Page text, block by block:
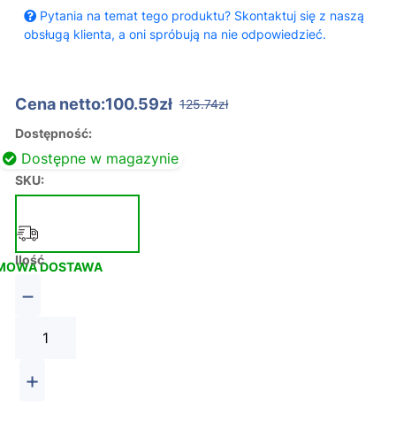
Pytania na temat tego produktu? Skontaktuj się z naszą
obsługą klienta, a oni spróbują na nie odpowiedzieć.
Cena netto:100.59zł 125.74zł
Dostępność:
Dostępne w magazynie
SKU:
DOSTAWA
Ilość
−
+